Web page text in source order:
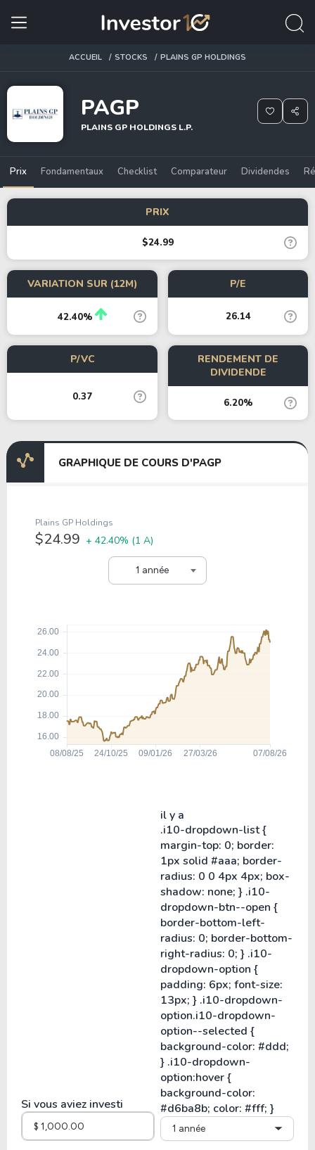
ACCUEIL STOCKS PLAINS GP HOLDINGS
PAGP
PLAINS GP HOLDINGS L.P.
Prix Fondamentaux Checklist Comparateur Dividendes
PRIX
$24.99
VARIATION SUR (12M)
42.40%
P/E
26.14
P/VC
0.37
RENDEMENT DE
DIVIDENDE
6.20%
GRAPHIQUE DE COURS D'PAGP
1 année
Plains GP Holdings
$24.99 + 42.40% (1 A)
Si vous aviez investi
il y a
1 année